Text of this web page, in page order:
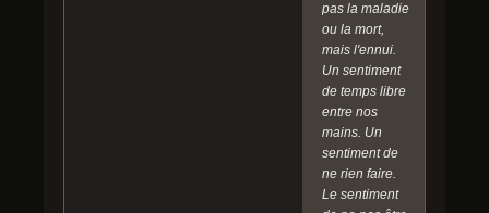
pas la maladie
ou la mort,
mais l'ennui.
Un sentiment
de temps libre
entre nos
mains. Un
sentiment de
ne rien faire.
Le sentiment